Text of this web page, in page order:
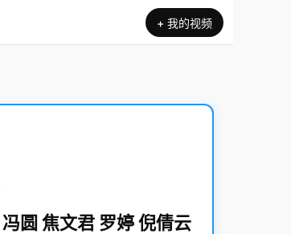
+ 我的视频
圆 焦文君 罗婷 倪倩云